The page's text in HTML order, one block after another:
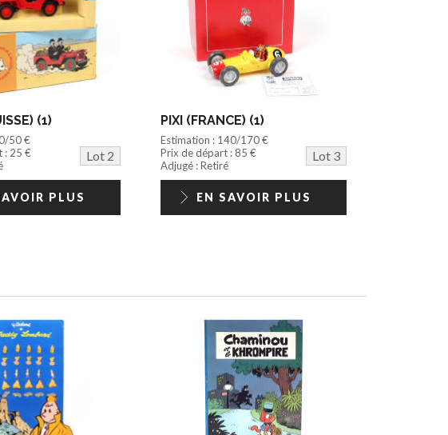
(1)
50 €
: 25 €
Lot 2
PLUS
PIXI (FRANCE) (1)
Estimation : 140/170 €
Prix de départ : 85 €
Lot 3
Adjugé : Retiré
EN SAVOIR PLUS